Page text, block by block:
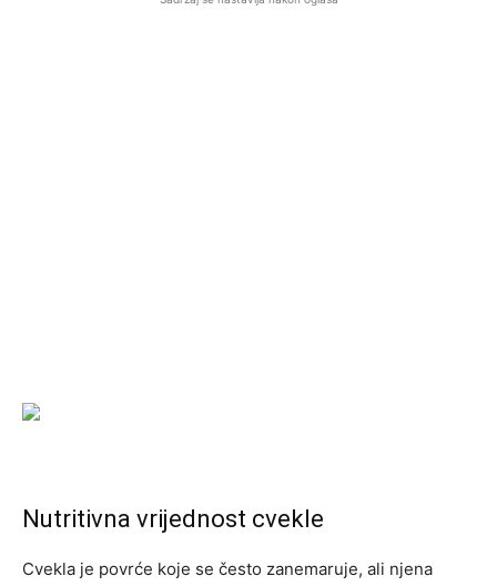
Nutritivna vrijednost cvekle
Cvekla je povrće koje se često zanemaruje, ali njena